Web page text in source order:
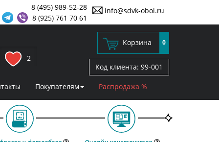
info@sdvk-oboi.ru
8 (495) 989-52-28
8 (925) 761 70 61
2
Корзина 0
Код клиента: 99-001
Покупателям Распродажа %